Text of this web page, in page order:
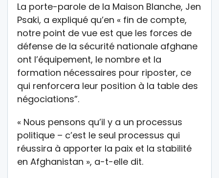
La porte-parole de la Maison Blanche, Jen
Psaki, a expliqué qu’en « fin de compte,
notre point de vue est que les forces de
défense de la sécurité nationale afghane
ont l’équipement, le nombre et la
formation nécessaires pour riposter, ce
qui renforcera leur position à la table des
négociations”.
« Nous pensons qu’il y a un processus
politique – c’est le seul processus qui
réussira à apporter la paix et la stabilité
en Afghanistan », a-t-elle dit.